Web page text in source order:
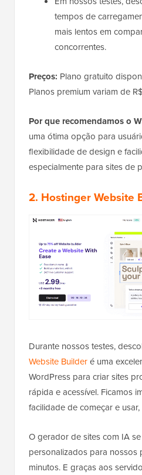
tempos de
mais lentos em
concorrentes.
Preços: Plano gratuito
Planos premium variam de
Por que recomendamos o
uma ótima opção para
flexibilidade de design e
especialmente para sites de
2. Hostinger Website
Durante nossos testes,
Website Builderé uma
WordPress para criar sites
rápida e acessível. Ficamos
facilidade de começar e
O gerador de sites com IA
personalizados para nossos
minutos. E graças aos